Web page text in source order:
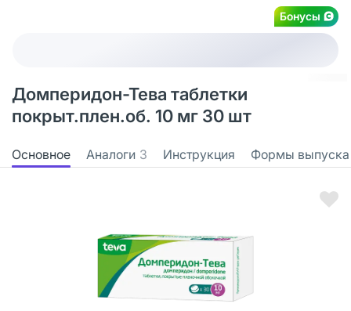
Бонусы
Домперидон-Тева таблетки
покрыт.плен.об. 10 мг 30 шт
Основное Аналоги 3 Инструкция Формы выпуска